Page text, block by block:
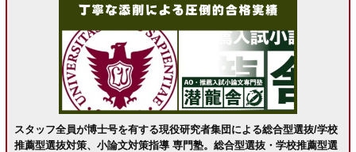
スタッフ全員が博士号を有する現役研究者集団による総合型選抜/学校
推薦型選抜対策、小論文対策指導 専門塾。総合型選抜・学校推薦型選